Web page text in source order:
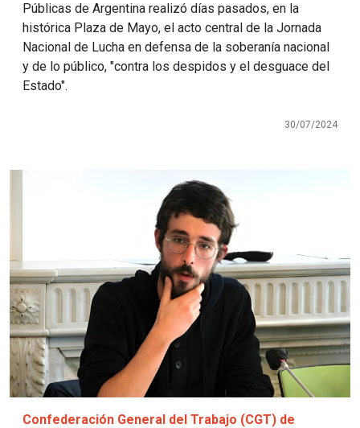
Públicas de Argentina realizó días pasados, en la
histórica Plaza de Mayo, el acto central de la Jornada
Nacional de Lucha en defensa de la soberanía nacional
y de lo público, "contra los despidos y el desguace del
Estado".
30/07/2024
Confederación General del Trabajo (CGT) de